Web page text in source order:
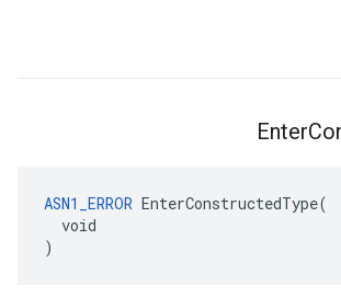
Enter
ASN1_ERROR EnterConstructedType(
  void
)